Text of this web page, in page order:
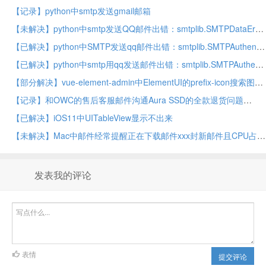
【记录】python中smtp发送gmail邮箱
【未解决】python中smtp发送QQ邮件出错：smtplib.SMTPDataError 550 Error content rejected mail.qq.com rejectedmail.html
【已解决】python中SMTP发送qq邮件出错：smtplib.SMTPAuthenticationError 530 Must issue a STARTTLS command first
【已解决】python中smtp用qq发送邮件出错：smtplib.SMTPAuthenticationError 530 Error A secure connection is requiered
【部分解决】vue-element-admin中ElementUI的prefix-icon搜索图标不显示
【记录】和OWC的售后客服邮件沟通Aura SSD的全款退货问题
【已解决】iOS11中UITableView显示不出来
【未解决】Mac中邮件经常提醒正在下载邮件xxx封新邮件且CPU占用率非常高
发表我的评论
提交评论
表情